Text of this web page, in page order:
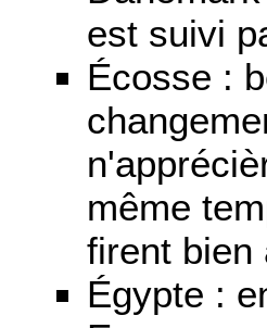
est suivi
Écosse :
même
firent bien
Égypte :